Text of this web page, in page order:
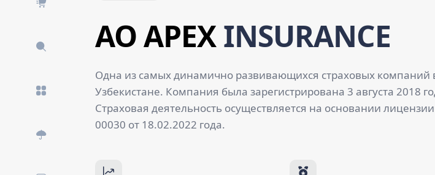
AO APEXINSURANCE
Одна из самых динамично развивающихся страховых компаний
Узбекистане. Компания была зарегистрирована 3 августа 2018
Страховая деятельность осуществляется на основании
00030 от 18.02.2022 года.